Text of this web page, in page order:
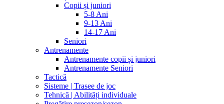
Copii și juniori
5-8 Ani
9-13 Ani
14-17 Ani
Seniori
Antrenamente
Antrenamente copii și juniori
Antrenamente Seniori
Tactică
Sisteme | Trasee de joc
Tehnică | Abilități individuale